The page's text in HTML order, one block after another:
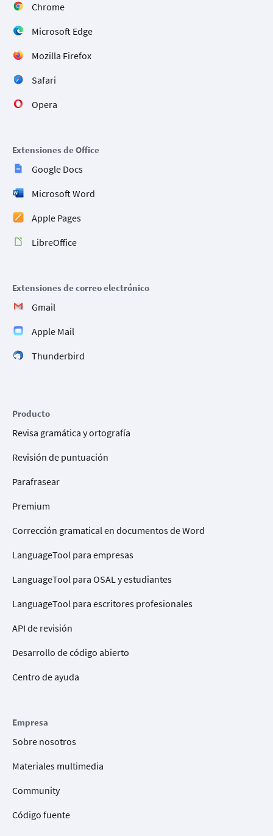
Chrome
Microsoft Edge
Mozilla Firefox
Safari
Opera
Extensiones de Office
Google Docs
Microsoft Word
Apple Pages
LibreOffice
Extensiones de correo electrónico
Gmail
Apple Mail
Thunderbird
Producto
Revisa gramática y ortografía
Revisión de puntuación
Parafrasear
Premium
Corrección gramatical en documentos de Word
LanguageTool para empresas
LanguageTool para OSAL y estudiantes
LanguageTool para escritores profesionales
API de revisión
Desarrollo de código abierto
Centro de ayuda
Empresa
Sobre nosotros
Materiales multimedia
Community
Código fuente